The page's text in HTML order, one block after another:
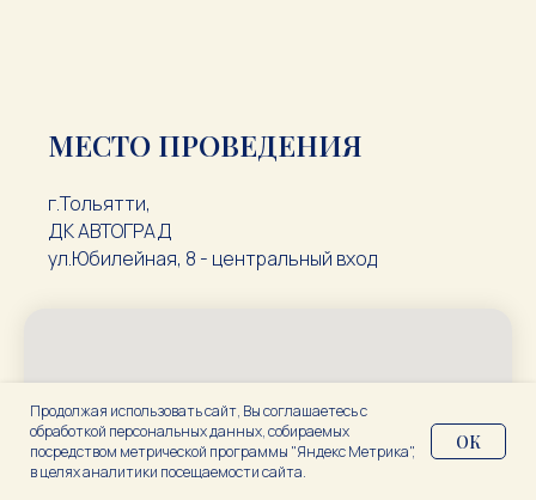
Продолжая использовать сайт, Вы соглашаетесь с
обработкой персональных данных, собираемых
посредством метрической программы "Яндекс Метрика",
в целях аналитики посещаемости сайта.
ОК
МЕСТО ПРОВЕДЕНИЯ
г.Тольятти,
ДК АВТОГРАД
ул.Юбилейная, 8 - центральный вход